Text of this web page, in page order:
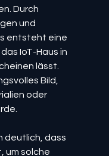
Durch
und
entsteht eine
IoT-Haus in
lässt.
Bild,
oder
deutlich, dass
um solche